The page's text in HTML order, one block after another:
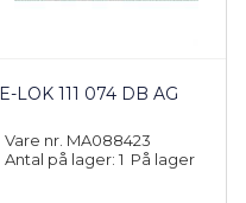
E-LOK 111 074 DB AG
Vare nr. MA088423
Antal på lager: 1 På lager